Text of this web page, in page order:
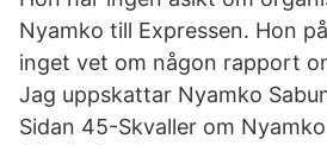
Nyamko till Expressen. Hon
inget vet om någon rapport
Jag uppskattar Nyamko
Sidan 45-Skvaller om